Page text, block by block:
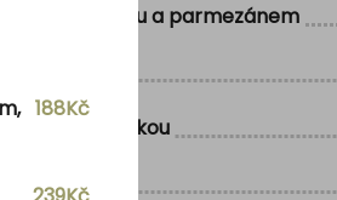
bazalkou a parmezánem
drobenkou
188Kč